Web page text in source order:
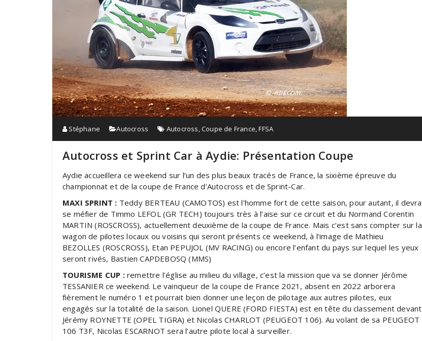
Stéphane Autocross Autocross ,Coupe de France ,FFSA
Autocross et Sprint Car à Aydie: Présentation Coupe
Aydie accueillera ce weekend sur l’un des plus beaux tracés de France, la sixième épreuve du
championnat et de la coupe de France d’Autocross et de Sprint-Car.
MAXI SPRINT : Teddy BERTEAU (CAMOTOS) est l’homme fort de cette saison, pour autant, il devra
se méfier de Timmo LEFOL (GR TECH) toujours très à l’aise sur ce circuit et du Normand Corentin
MARTIN (ROSCROSS), actuellement deuxième de la coupe de France. Mais c’est sans compter sur la
wagon de pilotes locaux ou voisins qui seront présents ce weekend, à l’image de Mathieu
BEZOLLES (ROSCROSS), Etan PEPUJOL (MV RACING) ou encore l’enfant du pays sur lequel les yeux
seront rivés, Bastien CAPDEBOSQ (MMS)
TOURISME CUP :remettre l’église au milieu du village, c’est la mission que va se donner Jérôme
TESSANIER ce weekend. Le vainqueur de la coupe de France 2021, absent en 2022 arborera
fièrement le numéro 1 et pourrait bien donner une leçon de pilotage aux autres pilotes, eux
engagés sur la totalité de la saison. Lionel QUERE (FORD FIESTA) est en tête du classement devant
Jérémy ROYNETTE (OPEL TIGRA) et Nicolas CHARLOT (PEUGEOT 106). Au volant de sa PEUGEOT
106 T3F, Nicolas ESCARNOT sera l’autre pilote local à surveiller.